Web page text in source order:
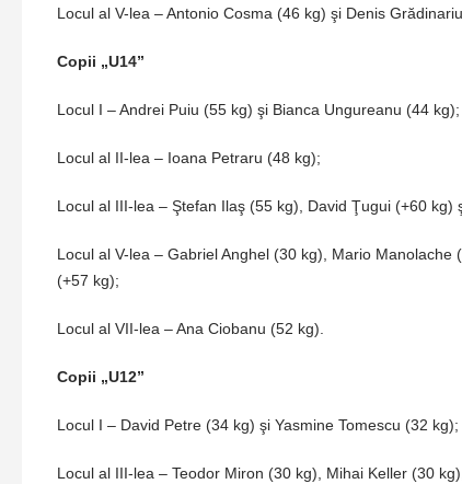
Locul al V-lea – Antonio Cosma (46 kg) şi Denis
Copii „U14”
Locul I – Andrei Puiu (55 kg) şi Bianca Ungureanu (44 kg);
Locul al II-lea – Ioana Petraru (48 kg);
Locul al III-lea – Ştefan Ilaş (55 kg), David Ţugui (+60 kg)
Locul al V-lea – Gabriel Anghel (30 kg), Mario
(+57 kg);
Locul al VII-lea – Ana Ciobanu (52 kg).
Copii „U12”
Locul I – David Petre (34 kg) şi Yasmine Tomescu (32 kg);
Locul al III-lea – Teodor Miron (30 kg), Mihai Keller (30